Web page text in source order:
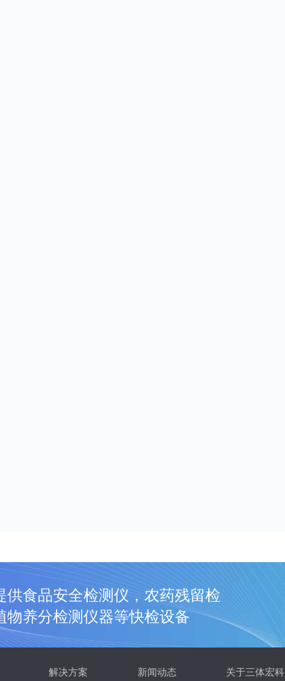
食品安全检测仪，农药残留检
养分检测仪器等快检设备
解决方案 新闻动态 关于三体宏科